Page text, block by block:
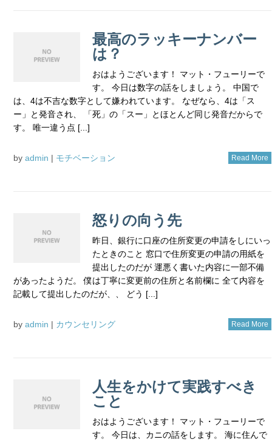
最高のラッキーナンバー
は？
おはようございます！ マット・フューリーで
す。 今日は数字の話をしましょう。 中国で
は、4は不吉な数字として嫌われています。 なぜなら、4は「ス
ー」と発音され、 「死」の「スー」とほとんど同じ発音だからで
す。 唯一違う点 [...]
by admin | モチベーション Read More
怒りの向う先
昨日、銀行に口座の住所変更の申請をしにいっ
たときのこと 窓口で住所変更の申請の用紙を
提出したのだが 運悪く書いた内容に一部不備
があったようだ。 僕は丁寧に変更前の住所と名前欄に 全て内容を
記載して提出したのだが、、 どう [...]
by admin | カウンセリング Read More
人生をかけて実践すべき
こと
おはようございます！ マット・フューリーで
す。 今日は、カニの話をします。 海に住んで